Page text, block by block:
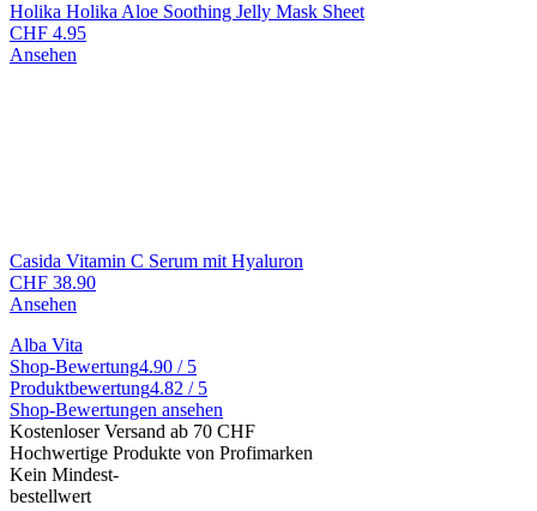
Holika Holika Aloe Soothing Jelly Mask Sheet
CHF 4.95
Ansehen
Casida Vitamin C Serum mit Hyaluron
CHF 38.90
Ansehen
Alba Vita
Shop-Bewertung4.90 / 5
Produktbewertung4.82 / 5
Shop-Bewertungen ansehen
Kostenloser Versand ab 70 CHF
Hochwertige Produkte von Profimarken
Kein Mindest-
bestellwert